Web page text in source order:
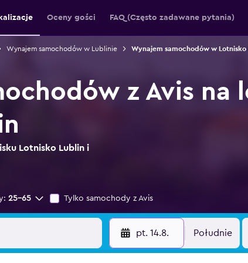
Oceny gości FAQ (Często zadawane pytania)
Wynajem samochodów w Lublinie Wynajem samochodów w Lotnisko
z Avis na
Lotnisko Lublin i
25-65 Tylko samochody z Avis
pt. 14.8. Południe